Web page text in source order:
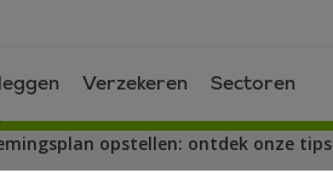
Verzekeren Sectoren
opstellen: ontdek onze tips